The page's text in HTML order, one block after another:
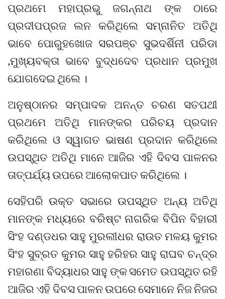
ପ୍ରଥମେ ମହାପ୍ରଭୁ ଜଗନ୍ନାଥ ଙ୍କ ଠାରେ
ପ୍ରଦୀପପ୍ରଜ ଲନ କରିଥିଲେ ସମ୍ନାନିତ ଅତିଥି
ଭାବେ ପୋରୁହଖୋଜ ସରପଞ୍ଚ ସୁଭଦର୍ଶିନୀ ପରିଡା
,ମୁଖ୍ୟବକ୍ତା ଭାବେ ବୁଦ୍ଧଦେବ ପ୍ରଧାନ ପ୍ରମୁଖ
ଯୋଗଦେଇ ଥିଲେ ।
ଅନୁଷ୍ଠାନର ସମ୍ପାଦକ ଅନନ୍ତ ଚରଣ ସତପଥୀ
ପ୍ରଥମେ ଅତିଥି ମାନଙ୍କର ପରିଚୟ ପ୍ରଦାନ
କରିଥିଲେ ଓ ସ୍ୱାଗତ ଭାଷଣ ପ୍ରଦାନ କରିଥିଲେ
ଉପସ୍ଥିତ ଅତିଥି ମାନେ ଆଜିର ଏହି ଦିବସ ପାଳନର
ତାତ୍ପର୍ଯ୍ୟ ଉପରେ ଆଲୋକପାତ କରିଥିଲେ ।
ସେହିପରି ଉକ୍ତ ସଭାରେ ଉପସ୍ଥିତ ଅନ୍ୟ ଅତିଥି
ମାନଙ୍କ ମଧ୍ୟରେ ବରିଷ୍ଟ ନାଗରିକ ବିପିନ ବିହାରୀ
ସିଂହ ଦଣ୍ଡଧର ସାହୁ ମୁରଲୀଧର ରାଉତ ମଳୟ କୁମର
ସିଂହ ସୁବ୍ରତ କୁମର ସାହୁ ହରିହର ସାହୁ ରାଘବ ଚନ୍ଦ୍ର
ମହାରଣା ବିଦ୍ୟାଧର ସାହୁ ଙ୍କ ସମେତ ଉପସ୍ଥିତ ରହି
ଆଜିର ଏହି ଦିବସ ପାଳନ ଉପରେ ସେମାନେ ନିଜ ନିଜର